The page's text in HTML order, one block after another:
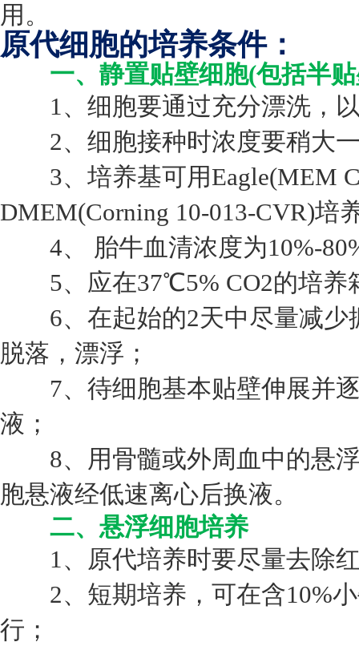
用。
原代细胞的培养条件：
一、静置贴壁细胞(包括半
1、细胞要通过充分漂洗，以
2、细胞接种时浓度要稍大一
3、培养基可用Eagle(MEM
DMEM(Corning 10-013-CVR)培
4、 胎牛血清浓度为10%-
5、应在37℃5% CO2的培养
6、在起始的2天中尽量减少
脱落，漂浮；
7、待细胞基本贴壁伸展并逐
液；
8、用骨髓或外周血中的悬浮
胞悬液经低速离心后换液。
二、悬浮细胞培养
1、原代培养时要尽量去除
2、短期培养，可在含10%小
行；